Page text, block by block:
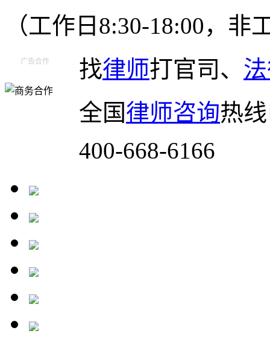
（工作日8:30-18:00，非
广告合作 找律师打官司、
全国律师咨询热
400-668-6166